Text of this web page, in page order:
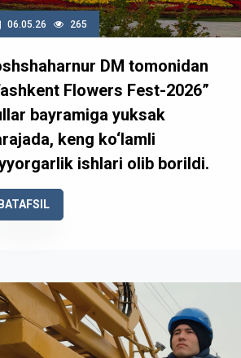
06.05.26 265
DM tomonidan
Flowers Fest-2026”
bayramiga yuksak
keng ko‘lamli
ishlari olib borildi.
BATAFSIL